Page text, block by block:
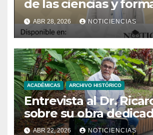
de las ciencias y
generaciones
ABR 28, 2026 NOTICIENCIAS
ACADÉMICAS ARCHIVO HISTÓRICO
Entrevista al Dr.
sobre su obra
teoría de las
ABR 22, 2026 NOTICIENCIAS